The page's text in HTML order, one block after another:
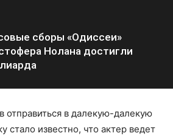
сборы «Одиссеи»
Нолана достигли
отправиться в далекую-далекую
стало известно, что актер ведет